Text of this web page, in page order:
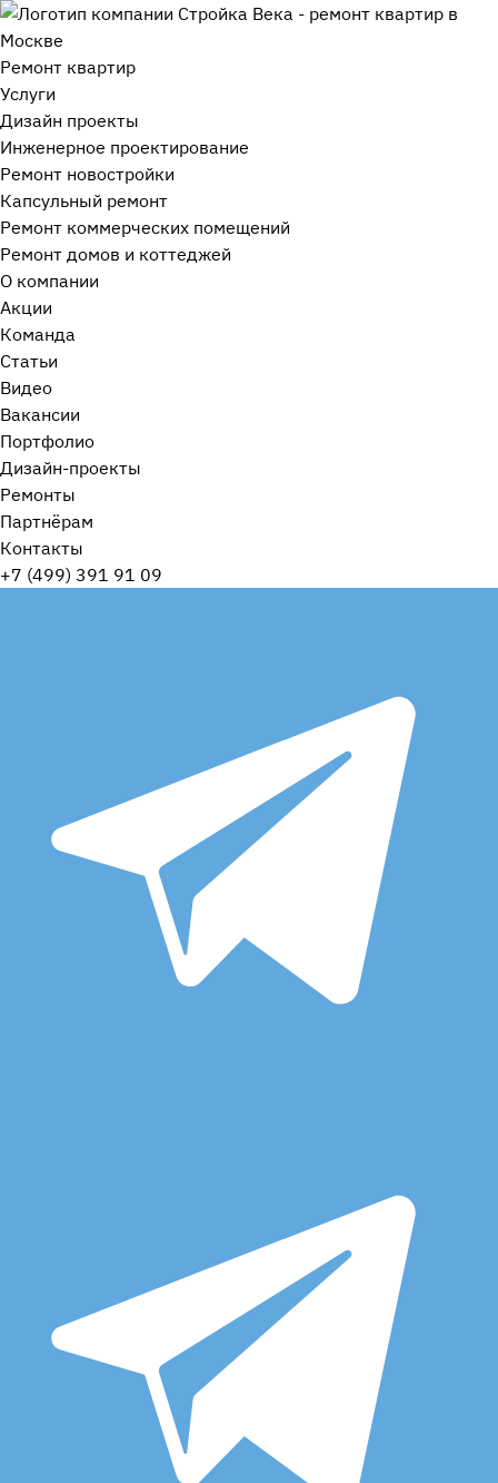
Ремонт квартир
Услуги
Дизайн проекты
Инженерное проектирование
Ремонт новостройки
Капсульный ремонт
Ремонт коммерческих помещений
Ремонт домов и коттеджей
О компании
Акции
Команда
Статьи
Видео
Вакансии
Портфолио
Дизайн-проекты
Ремонты
Партнёрам
Контакты
+7 (499) 391 91 09